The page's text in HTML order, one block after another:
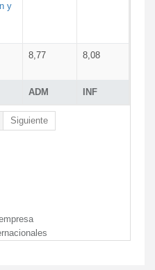
ADM INF
y
8,77 8,08
Siguiente